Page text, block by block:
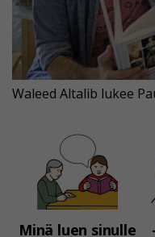
Minä luen sinulle
Waleed Altalib lukee